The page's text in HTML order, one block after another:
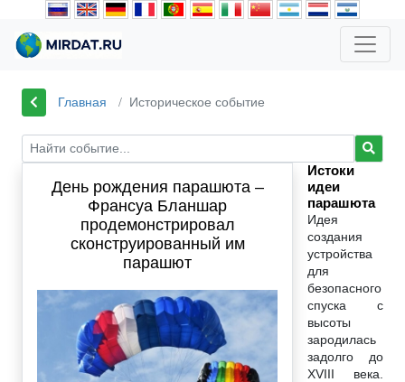
Главная Историческое событие
День рождения парашюта –
Франсуа Бланшар
продемонстрировал
сконструированный им
парашют
Истоки
идеи
парашюта
Идея
создания
устройства
для
безопасного
спуска с
высоты
зародилась
задолго до
XVIII века.